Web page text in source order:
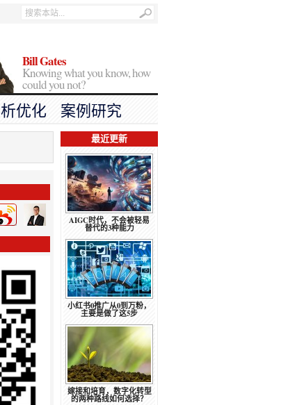
Bill Gates
Knowing what you know, how
could you not?
优化 案例研究
最近更新
AIGC时代，不会被轻易
替代的3种能力
小红书0推广从0到万粉，
主要是做了这5步
嫁接和培育，数字化转型
的两种路线如何选择？